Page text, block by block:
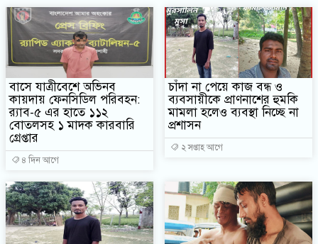
বাসে যাত্রীবেশে অভিনব
কায়দায় ফেনসিডিল পরিবহন:
র‍্যাব-৫ এর হাতে ১১২
বোতলসহ ১ মাদক কারবারি
গ্রেপ্তার
৪ দিন আগে
চাঁদা না পেয়ে কাজ বন্ধ ও
ব্যবসায়ীকে প্রাণনাশের হুমকি
মামলা হলেও ব্যবস্থা নিচ্ছে না
প্রশাসন
২ সপ্তাহ আগে